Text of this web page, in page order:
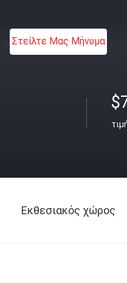
Στείλτε Μας Μήνυμα
Εκθεσιακός χώρος